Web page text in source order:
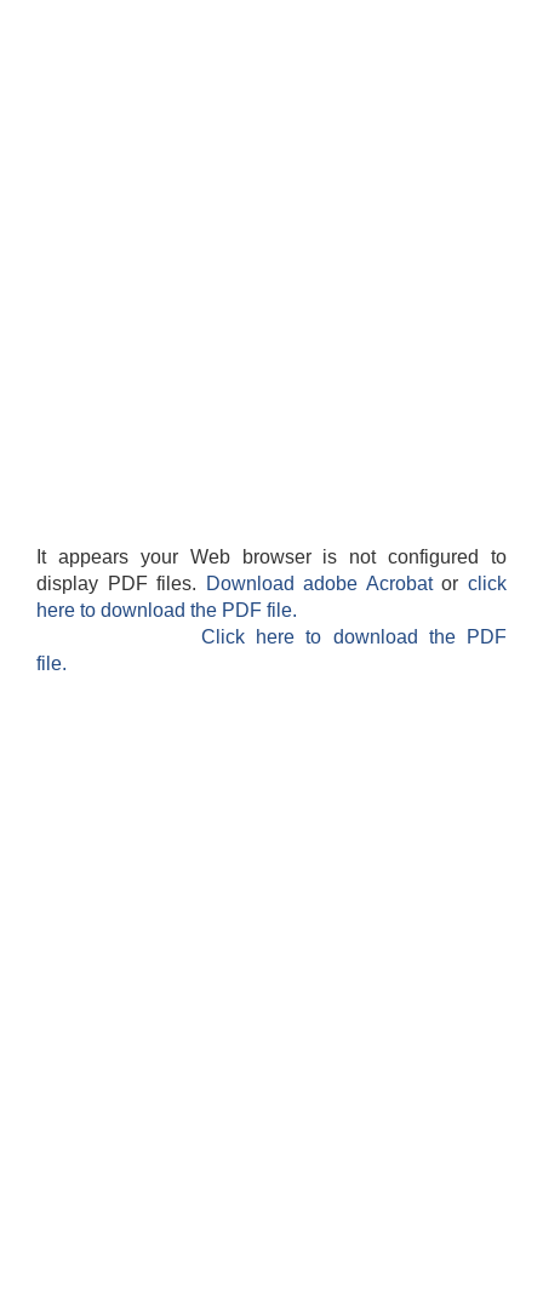
It appears your Web browser is not configured to
display PDF files.
Download adobe Acrobatorclick
here to download the PDF file.
Click here to download the PDF
file.